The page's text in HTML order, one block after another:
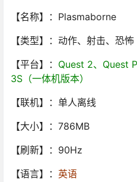
【名称】：Plasmaborne
【类型】：动作、射击、恐怖
【平台】： Quest 2、Quest
3S（一体机版本）
【联机】：单人离线
【大小】：786MB
【刷新】：90Hz
【语言】： 英语